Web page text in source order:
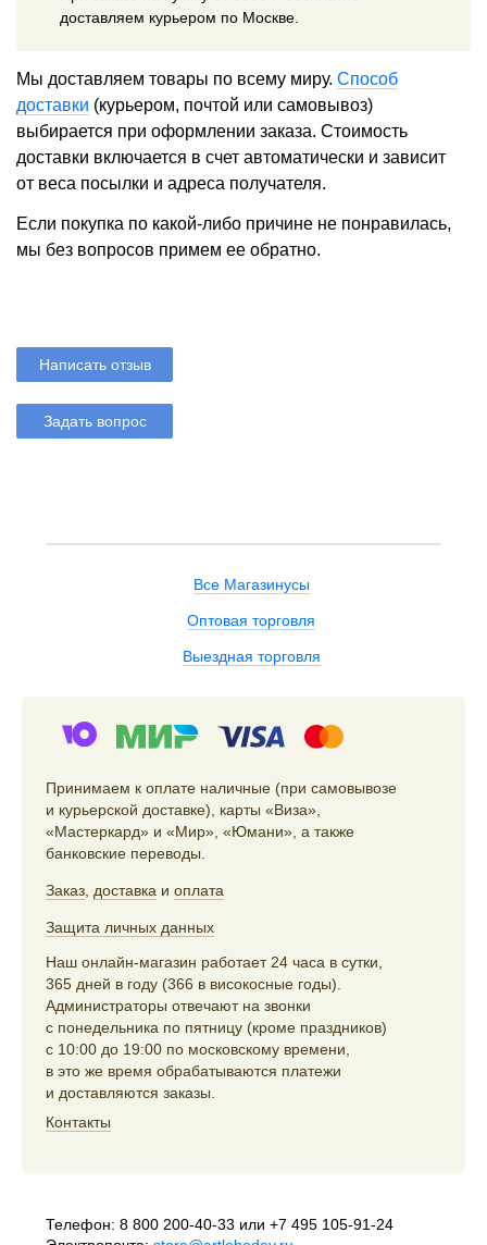
доставляем курьером по Москве.
Мы доставляем товары по всему миру. Способ
доставки (курьером, почтой или самовывоз)
выбирается при оформлении заказа. Стоимость
доставки включается в счет автоматически и зависит
от веса посылки и адреса получателя.
Если покупка по какой-либо причине не понравилась,
мы без вопросов примем ее обратно.
Написать отзыв
Задать вопрос
Все Магазинусы
Оптовая торговля
Выездная торговля
Принимаем к оплате наличные (при самовывозе
и курьерской доставке), карты «Виза»,
«Мастеркард» и «Мир», «Юмани», а также
банковские переводы.
Заказ доставка и оплата
Защита личных данных
Наш онлайн-магазин работает 24 часа в сутки,
365 дней в году (366 в високосные годы).
Администраторы отвечают на звонки
с понедельника по пятницу (кроме праздников)
с 10:00 до 19:00 по московскому времени,
в это же время обрабатываются платежи
и доставляются заказы.
Контакты
Телефон: 8 800 200-40-33 или +7 495 105-91-24